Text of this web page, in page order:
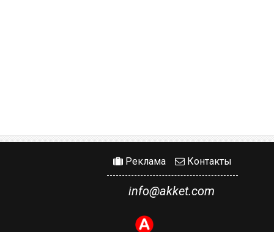
Реклама Контакты
info@akket.com